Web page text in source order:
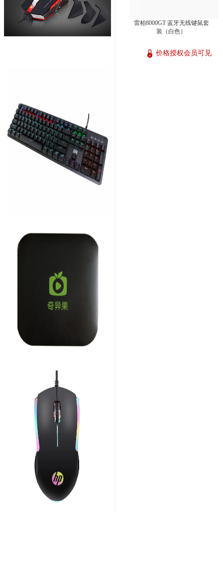
雷柏8000GT 蓝牙无线键鼠套
装（白色）
价格授权会员可见